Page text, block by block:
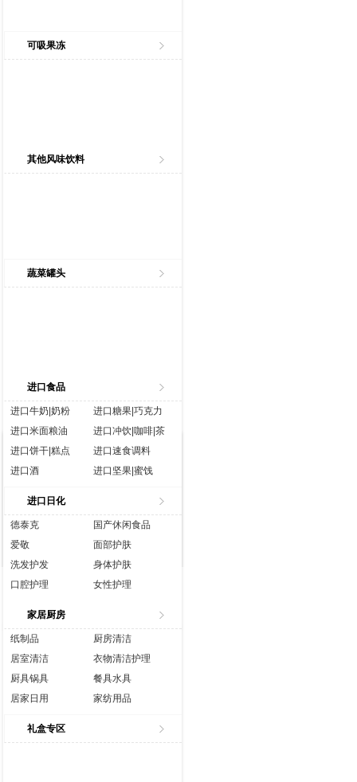
可吸果冻
其他风味饮料
蔬菜罐头
进口食品
进口牛奶|奶粉
进口糖果|巧克力
进口米面粮油
进口冲饮|咖啡|茶
进口饼干|糕点
进口速食调料
进口酒
进口坚果|蜜饯
进口日化
德泰克
国产休闲食品
爱敬
面部护肤
洗发护发
身体护肤
口腔护理
女性护理
家居厨房
纸制品
厨房清洁
居室清洁
衣物清洁护理
厨具锅具
餐具水具
居家日用
家纺用品
礼盒专区